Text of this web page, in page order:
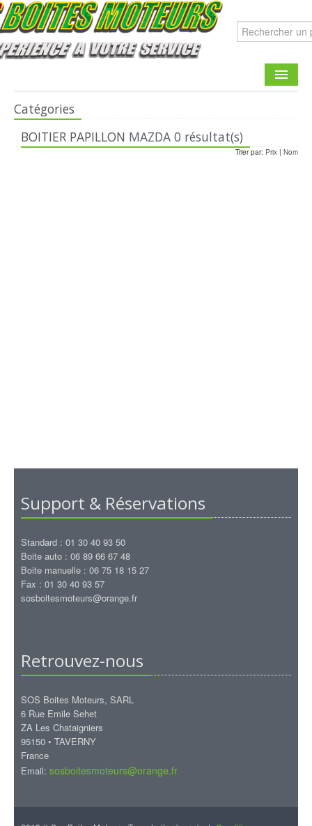
CATALOGUE
FAIRE UNE DEMANDE
Catégories
BOITIER PAPILLON MAZDA 0 résultat(s)
Trier par: Prix | Nom
Support & Réservations
Standard : 01 30 40 93 50
Boite auto : 06 89 66 67 48
Boite manuelle : 06 75 18 15 27
Fax : 01 30 40 93 57
sosboitesmoteurs@orange.fr
Retrouvez-nous
SOS Boites Moteurs, SARL
6 Rue Emile Sehet
ZA Les Chataigniers
95150 • TAVERNY
France
Email: sosboitesmoteurs@orange.fr